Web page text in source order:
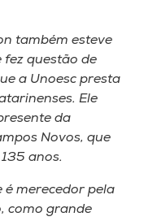
também esteve
fez questão de
a Unoesc presta
Ele
da
Novos, que
anos.
é merecedor pela
como grande